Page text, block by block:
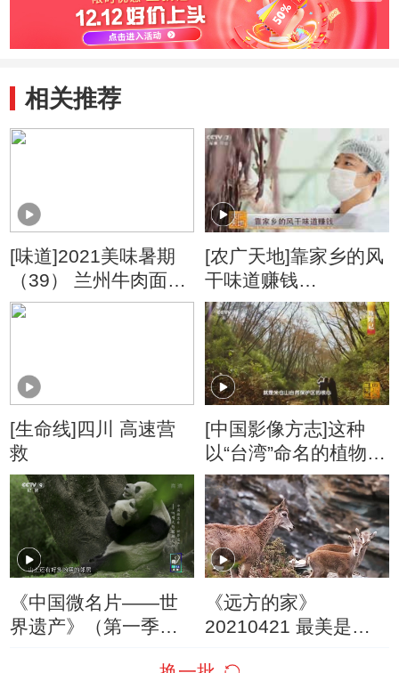
相关推荐
[味道]2021美味暑期
（39） 兰州牛肉面的
隐藏面型
[农广天地]靠家乡的风
干味道赚钱
20180829
[生命线]四川 高速营
救
[中国影像方志]这种
以“台湾”命名的植物主
要分布在四川
《中国微名片——世
界遗产》（第一季）
《远方的家》
20210421 最美是家